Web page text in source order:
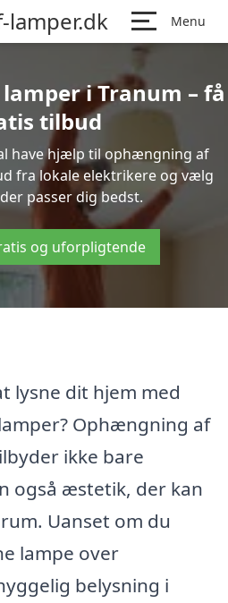
Menu
i Tranum – få
tilbud
have hjælp til ophængning af
fra lokale elektrikere og vælg
passer dig bedst.
og uforpligtende
lysne dit hjem med
Ophængning af
ikke bare
også æstetik, der kan
Uanset om du
lampe over
belysning i